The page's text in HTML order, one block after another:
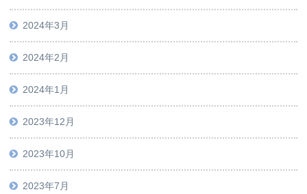
2024年3月
2024年2月
2024年1月
2023年12月
2023年10月
2023年7月